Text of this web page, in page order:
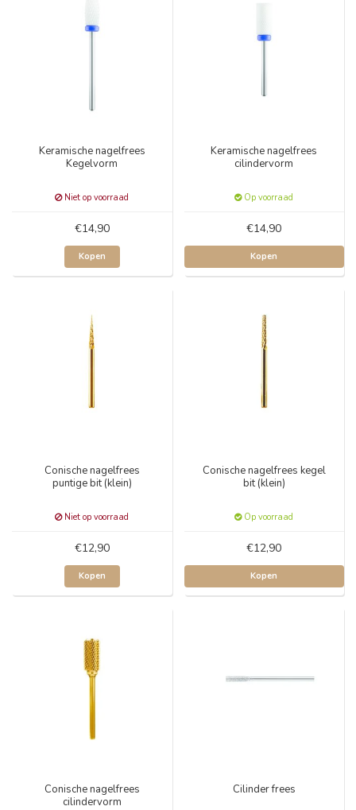
Keramische nagelfrees
Kegelvorm
Niet op voorraad
€14,90
Kopen
Keramische nagelfrees
cilindervorm
Op voorraad
€14,90
Kopen
Conische nagelfrees
puntige bit (klein)
Niet op voorraad
€12,90
Kopen
Conische nagelfrees kegel
bit (klein)
Op voorraad
€12,90
Kopen
Conische nagelfrees
cilindervorm
Cilinder frees